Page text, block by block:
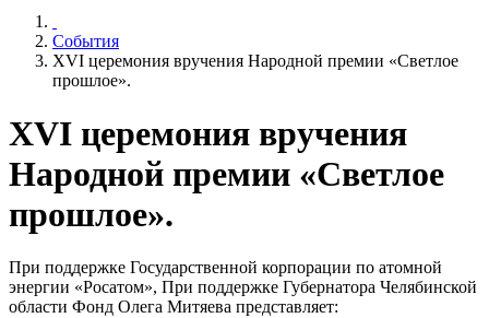
События
XVI церемония вручения Народной премии «Светлое
прошлое».
XVI церемония вручения
Народной премии «Светлое
прошлое».
При поддержке Государственной корпорации по атомной
энергии «Росатом», При поддержке Губернатора Челябинской
области Фонд Олега Митяева представляет: